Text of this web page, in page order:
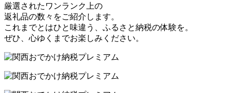
厳選されたワンランク上の
返礼品の数々をご紹介します。
これまでとはひと味違う、ふるさと納税の体験を。
ぜひ、心ゆくまでお楽しみください。